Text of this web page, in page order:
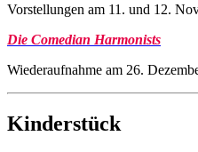
Vorstellungen am 11. und 12.
Die Comedian Harmonists
Wiederaufnahme am 26.
Kinderstück